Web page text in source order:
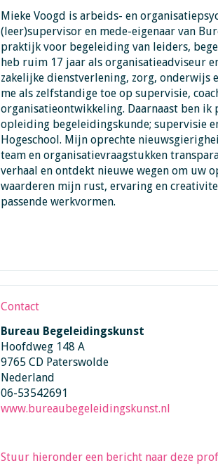
Mieke Voogd is arbeids- en
(leer)supervisor en mede-eigenaar van
praktijk voor begeleiding van leiders,
heb ruim 17 jaar als organisatieadviseur
zakelijke dienstverlening, zorg, onderwijs
me als zelfstandige toe op supervisie,
organisatieontwikkeling. Daarnaast ben ik
opleiding begeleidingskunde; supervisie
Hogeschool. Mijn oprechte
team en organisatievraagstukken
verhaal en ontdekt nieuwe wegen om uw
waarderen mijn rust, ervaring en
passende werkvormen.
Contact
Bureau Begeleidingskunst
Hoofdweg 148 A
9765 CD Paterswolde
Nederland
06-53542691
www.bureaubegeleidingskunst.nl
Stuur hieronder een bericht naar deze